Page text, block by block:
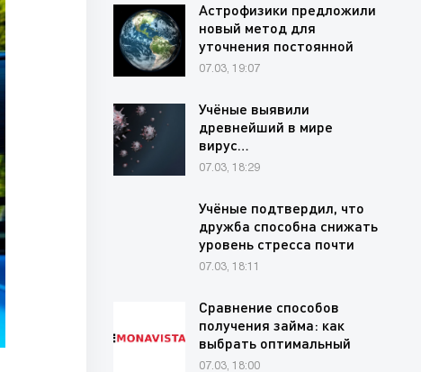
Астрофизики предложили
новый метод для
уточнения постоянной
Хаббла через…
07.03, 19:07
Учёные выявили
древнейший в мире
вирус…
07.03, 18:29
Учёные подтвердил, что
дружба способна снижать
уровень стресса почти
на…
07.03, 18:11
Сравнение способов
получения займа: как
выбрать оптимальный
финансовый…
07.03, 18:00